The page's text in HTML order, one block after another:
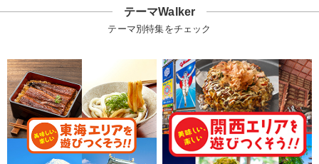
テーマWalker
テーマ別特集をチェック